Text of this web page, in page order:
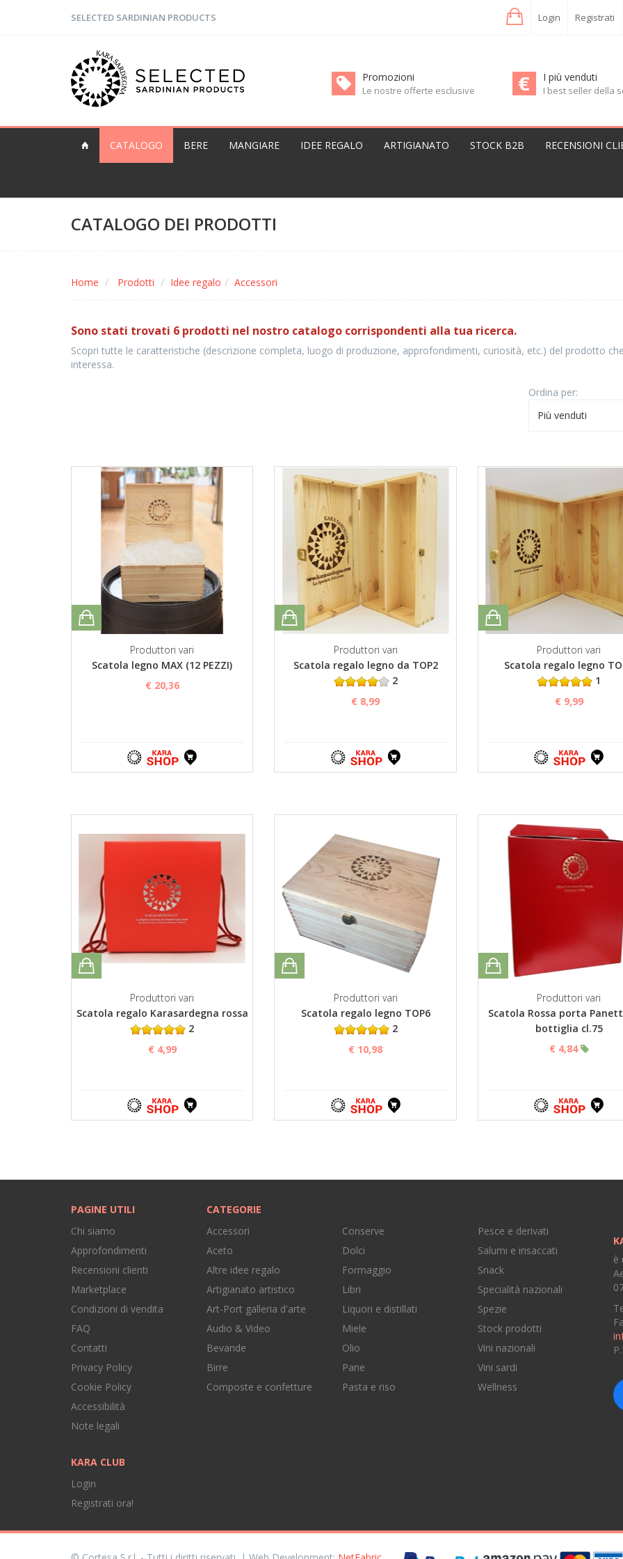
SELECTED SARDINIAN PRODUCTS Login Registrati
Promozioni
Le nostre offerte esclusive
I più venduti
I best seller della
CATALOGO BERE MANGIARE IDEE REGALO ARTIGIANATO STOCK B2B RECENSIONI
CATALOGO DEI PRODOTTI
Home Prodotti Idee regalo Accessori
Sono stati trovati 6 prodotti nel nostro catalogo corrispondenti alla tua ricerca.
Scopri tutte le caratteristiche (descrizione completa, luogo di produzione, approfondimenti, curiosità, etc.) del prodotto
interessa.
Ordina per:
Più venduti
Produttori vari
Scatola legno MAX (12 PEZZI)
€ 20,36
Produttori vari
Scatola regalo legno da TOP2
2
€ 8,99
Produttori vari
Scatola regalo legno
1
€ 9,99
Produttori vari
Scatola regalo Karasardegna rossa
2
€ 4,99
Produttori vari
Scatola regalo legno TOP6
2
€ 10,98
Produttori vari
Scatola Rossa porta
bottiglia cl.75
€ 4,84
PAGINE UTILI
Chi siamo
Approfondimenti
Recensioni clienti
Marketplace
Condizioni di vendita
FAQ
Contatti
Privacy Policy
Cookie Policy
Accessibilità
Note legali
KARA CLUB
Login
Registrati ora!
CATEGORIE
Accessori
Aceto
Altre idee regalo
Artigianato artistico
Art-Port galleria d'arte
Audio & Video
Bevande
Birre
Composte e confetture
Conserve
Dolci
Formaggio
Libri
Liquori e distillati
Miele
Olio
Pane
Pasta e riso
Pesce e derivati
Salumi e insaccati
Snack
Specialità nazionali
Spezie
Stock prodotti
Vini nazionali
Vini sardi
Wellness
è